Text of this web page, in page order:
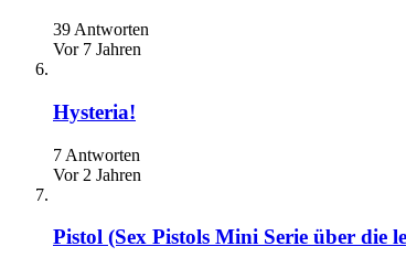
39 Antworten
Vor 7 Jahren
Hysteria!
7 Antworten
Vor 2 Jahren
Pistol (Sex Pistols Mini Serie über die